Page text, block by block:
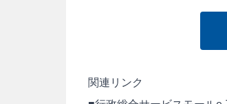
関連リンク